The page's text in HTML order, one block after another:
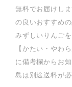
無料でお届けし
の良いおすすめ
みずしいりんご
【かたい・やわ
に備考欄からお
島は別途送料が